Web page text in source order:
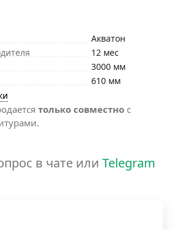
Акватон
12 мес
3000 мм
610 мм
только совместно с
в чате или Telegram